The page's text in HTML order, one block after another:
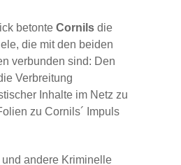
betonte Cornils die
die mit den beiden
verbunden sind: Den
Verbreitung
Inhalte im Netz zu
zu Cornils´ Impuls
andere Kriminelle